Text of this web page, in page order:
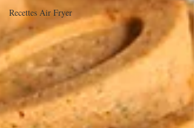
Recettes Air Fryer